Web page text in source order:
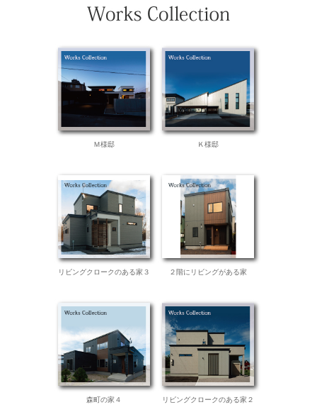
Ｍ様邸 Ｋ様邸
リビングクロークのある家３ ２階にリビングがある家
森町の家４ リビングクロークのある家２